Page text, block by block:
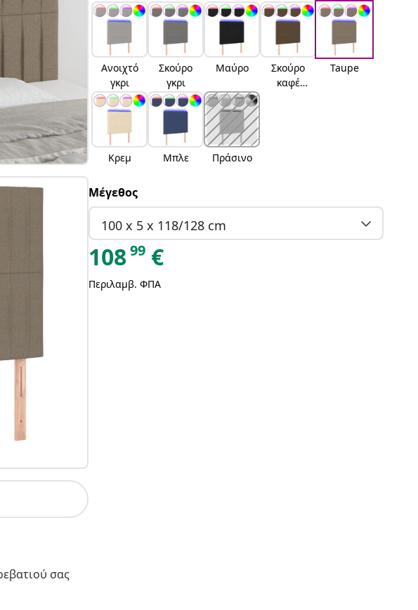
σας
Ανοιχτό
γκρι
Σκούρο
γκρι
Μαύρο
Σκούρο
καφέ
Taupe
Κρεμ Μπλε Πράσινο
Μέγεθος
100 x 5 x 118/128 cm
10899 €
Περιλαμβ. ΦΠΑ